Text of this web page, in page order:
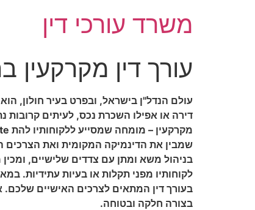
משרד עורכי דין
עורך דין מקרקעין
עולם הנדל"ן בישראל, ובפרט בעיר חולון,
דירה או אפילו השכרת נכס, לעיתים
שמבין את הדינמיקה המקומית ואת הצרכים
בניהול משא ומתן עם צדדים שלישיים,
לקוחותיו מפני תקלות או בעיות עתידיות.
בעורך דין המתאים לצרכים האישיים שלכם.
בצורה חלקה ובטוחה.